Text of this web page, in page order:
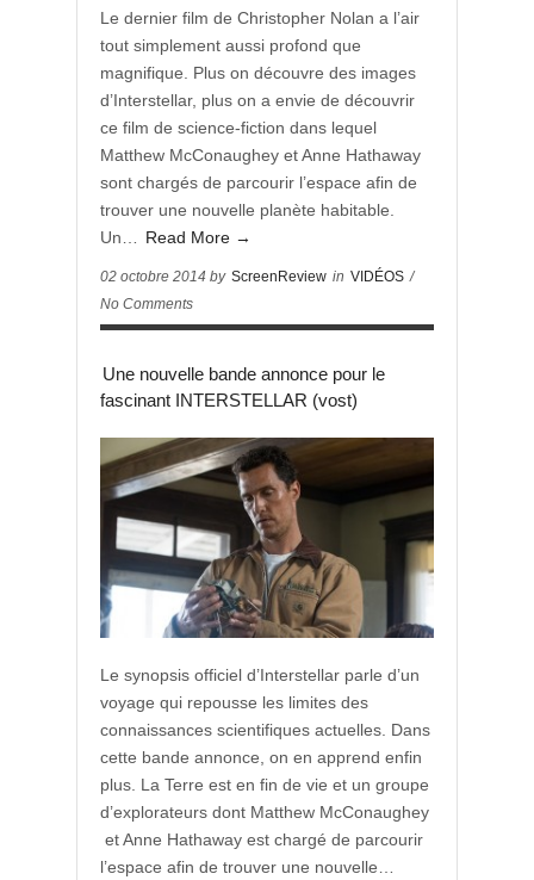
Le dernier film de Christopher Nolan a l’air
tout simplement aussi profond que
magnifique. Plus on découvre des images
d’Interstellar, plus on a envie de découvrir
ce film de science-fiction dans lequel
Matthew McConaughey et Anne Hathaway
sont chargés de parcourir l’espace afin de
trouver une nouvelle planète habitable.
Un…
Read More →
02 octobre 2014 by ScreenReview in VIDÉOS /
No Comments
Une nouvelle bande annonce pour le
fascinant INTERSTELLAR (vost)
Le synopsis officiel d’Interstellar parle d’un
voyage qui repousse les limites des
connaissances scientifiques actuelles. Dans
cette bande annonce, on en apprend enfin
plus. La Terre est en fin de vie et un groupe
d’explorateurs dont Matthew McConaughey
et Anne Hathaway est chargé de parcourir
l’espace afin de trouver une nouvelle…